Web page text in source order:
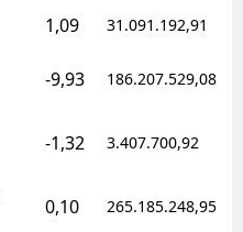
Sinop
Sivas
1,09 31.091.192,91
-9,93 186.207.529,08
-1,32 3.407.700,92
0,10 265.185.248,95